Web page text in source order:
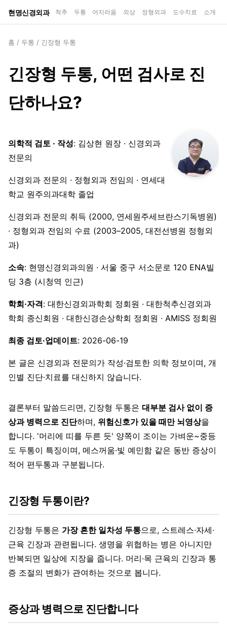
현명신경외과 척추 두통 어지러움 외상 정형외과 도수치료 소개
홈 / 두통 / 긴장형 두통
긴장형 두통, 어떤 검사로 진
단하나요?
의학적 검토 · 작성: 김상현 원장 · 신경외과
전문의
신경외과 전문의 · 정형외과 전임의 · 연세대
학교 원주의과대학 졸업
신경외과 전문의 취득 (2000, 연세원주세브란스기독병원)
· 정형외과 전임의 수료 (2003–2005, 대전선병원 정형외
과)
소속: 현명신경외과의원 · 서울 중구 서소문로 120 ENA빌
딩 3층 (시청역 인근)
학회·자격: 대한신경외과학회 정회원 · 대한척추신경외과
학회 종신회원 · 대한신경손상학회 정회원 · AMISS 정회원
최종 검토·업데이트: 2026-06-19
본 글은 신경외과 전문의가 작성·검토한 의학 정보이며, 개
인별 진단·치료를 대신하지 않습니다.
결론부터 말씀드리면, 긴장형 두통은 대부분 검사 없이 증
상과 병력으로 진단하며, 위험신호가 있을 때만 뇌영상을
합니다. '머리에 띠를 두른 듯' 양쪽이 조이는 가벼운~중등
도 두통이 특징이며, 메스꺼움·빛 예민함 같은 동반 증상이
적어 편두통과 구분됩니다.
긴장형 두통이란?
긴장형 두통은 가장 흔한 일차성 두통으로, 스트레스·자세·
근육 긴장과 관련됩니다. 생명을 위협하는 병은 아니지만
반복되면 일상에 지장을 줍니다. 머리·목 근육의 긴장과 통
증 조절의 변화가 관여하는 것으로 봅니다.
증상과 병력으로 진단합니다